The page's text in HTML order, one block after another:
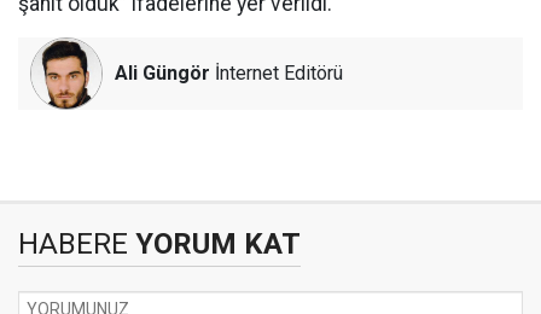
Ali Güngör İnternet Editörü
HABERE YORUM KAT